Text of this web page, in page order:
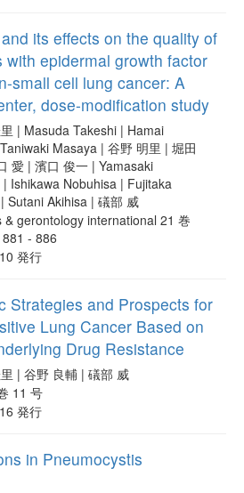
its effects on the quality of
with epidermal growth factor
small cell lung cancer: A
dose-modification study
| Masuda Takeshi | Hamai
Masaya | 谷野 明里 | 堀田
愛 | 濱口 俊一 | Yamasaki
Ishikawa Nobuhisa | Fujitaka
Sutani Akihisa | 礒部 威
& gerontology international 21 巻
- 886
発行
Strategies and Prospects for
Lung Cancer Based on
Drug Resistance
| 谷野 良輔 | 礒部 威
11 号
発行
in Pneumocystis